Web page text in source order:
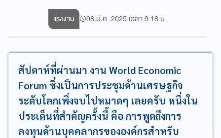
แรงงาน 08 มี.ค. 2025 เวลา 9:18 น.
สัปดาห์ที่ผ่านมา งาน World Economic
Forum ซึ่งเป็นการประชุมด้านเศรษฐกิจ
ระดับโลกเพิ่งจบไปหมาดๆ เลยครับ หนึ่งใน
ประเด็นที่สำคัญครั้งนี้ คือ การพูดถึงการ
ลงทุนด้านบุคคลากรขององค์กรสำหรับ